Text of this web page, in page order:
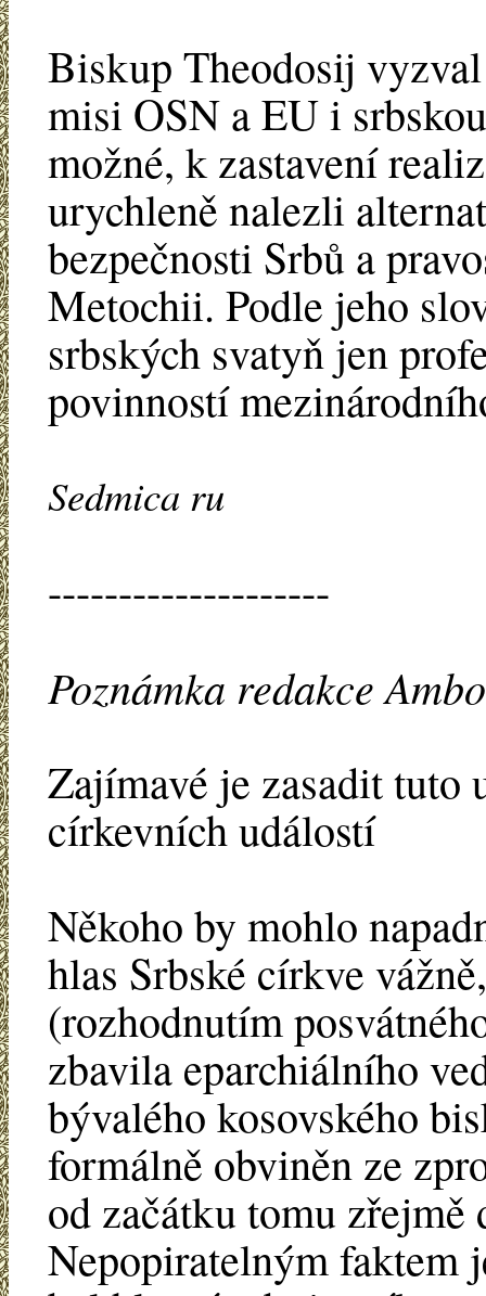
Biskup Theodosij
misi OSN a EU i
možné, k zastavení
urychleně nalezli
bezpečnosti Srbů a
Metochii. Podle jeho
srbských svatyň jen
povinností
Sedmica ru
--------------------
Poznámka redakce
Zajímavé je zasadit tuto
církevních událostí
Někoho by mohlo
hlas Srbské církve
(rozhodnutím
zbavila eparchiálního
bývalého kosovského
formálně obviněn ze
od začátku tomu
Nepopiratelným faktem